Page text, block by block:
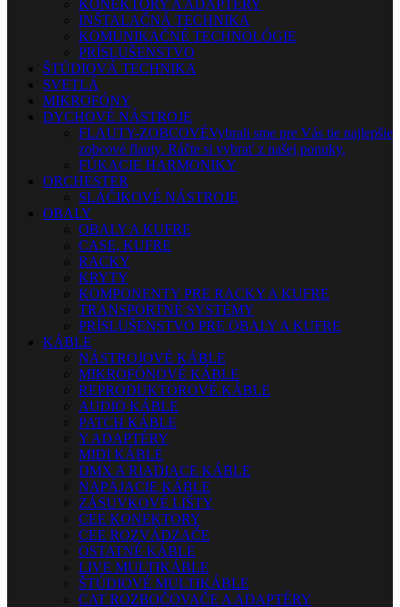
KONEKTORY A ADAPTÉRY
INŠTALAČNÁ TECHNIKA
KOMUNIKAČNÉ TECHNOLÓGIE
PRÍSLUŠENSTVO
ŠTÚDIOVÁ TECHNIKA
SVETLÁ
MIKROFÓNY
DYCHOVÉ NÁSTROJE
FLAUTY-ZOBCOVÉVybrali sme pre Vás tie najlepšie
zobcové flauty. Ráčte si vybrať z našej ponuky.
FÚKACIE HARMONIKY
ORCHESTER
SLÁČIKOVÉ NÁSTROJE
OBALY
OBALY A KUFRE
CASE, KUFRE
RACKY
KRYTY
KOMPONENTY PRE RACKY A KUFRE
TRANSPORTNÉ SYSTÉMY
PRÍSLUŠENSTVO PRE OBALY A KUFRE
KÁBLE
NÁSTROJOVÉ KÁBLE
MIKROFÓNOVÉ KÁBLE
REPRODUKTOROVÉ KÁBLE
AUDIO KÁBLE
PATCH KÁBLE
Y ADAPTÉRY
MIDI KÁBLE
DMX A RIADIACE KÁBLE
NAPÁJACIE KÁBLE
ZÁSUVKOVÉ LIŠTY
CEE KONEKTORY
CEE ROZVÁDZAČE
OSTATNÉ KÁBLE
LIVE MULTIKÁBLE
ŠTÚDIOVÉ MULTIKÁBLE
CAT ROZBOČOVAČE A ADAPTÉRY